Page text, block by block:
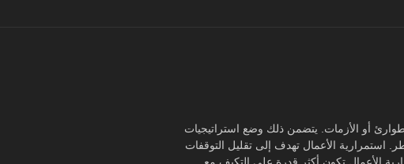
أو الأزمات. يتضمن ذلك وضع استراتيجيات
الأعمال تهدف إلى تقليل التوقفات
الأعمال تكون أكثر قدرة على التكيف مع